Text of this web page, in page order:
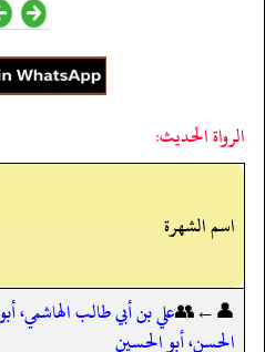
الرواة الحديث:
اسم الشهرة
👤←👥علي بن أبي طالب الهاشمي، أبو
الحسن، أبو الحسين